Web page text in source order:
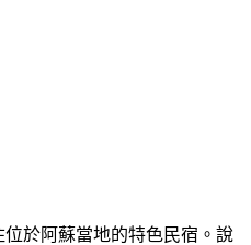
位於阿蘇當地的特色民宿。說